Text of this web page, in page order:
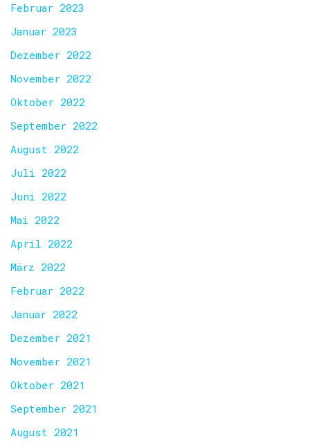
Februar 2023
Januar 2023
Dezember 2022
November 2022
Oktober 2022
September 2022
August 2022
Juli 2022
Juni 2022
Mai 2022
April 2022
März 2022
Februar 2022
Januar 2022
Dezember 2021
November 2021
Oktober 2021
September 2021
August 2021